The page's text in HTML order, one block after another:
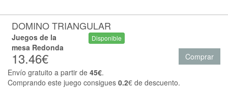
DOMINO TRIANGULAR
Juegos de la
mesa Redonda
13.46€
Disponible
Comprar
Envío gratuito a partir de 45€.
Comprando este juego consigues 0.2€ de descuento.